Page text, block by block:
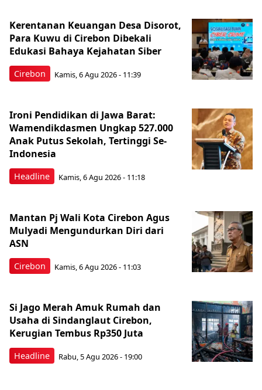
Cirebon
Kerentanan Keuangan Desa Disorot,
Para Kuwu di Cirebon Dibekali
Edukasi Bahaya Kejahatan Siber
Kamis, 6 Agu 2026 - 11:39
Headline
Ironi Pendidikan di Jawa Barat:
Wamendikdasmen Ungkap 527.000
Anak Putus Sekolah, Tertinggi Se-
Indonesia
Kamis, 6 Agu 2026 - 11:18
Cirebon
Mantan Pj Wali Kota Cirebon Agus
Mulyadi Mengundurkan Diri dari
ASN
Kamis, 6 Agu 2026 - 11:03
Headline
Si Jago Merah Amuk Rumah dan
Usaha di Sindanglaut Cirebon,
Kerugian Tembus Rp350 Juta
Rabu, 5 Agu 2026 - 19:00